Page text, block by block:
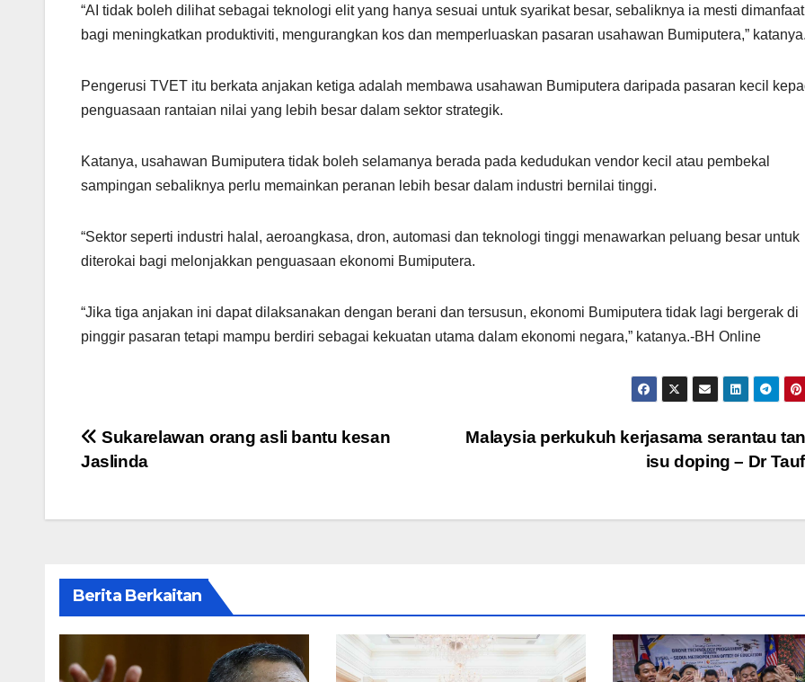
“AI tidak boleh dilihat sebagai teknologi elit yang hanya sesuai untuk syarikat besar, sebaliknya ia mesti
bagi meningkatkan produktiviti, mengurangkan kos dan memperluaskan pasaran usahawan Bumiputera,”
Pengerusi TVET itu berkata anjakan ketiga adalah membawa usahawan Bumiputera daripada pasaran kecil
penguasaan rantaian nilai yang lebih besar dalam sektor strategik.
Katanya, usahawan Bumiputera tidak boleh selamanya berada pada kedudukan vendor kecil atau pembekal
sampingan sebaliknya perlu memainkan peranan lebih besar dalam industri bernilai tinggi.
“Sektor seperti industri halal, aeroangkasa, dron, automasi dan teknologi tinggi menawarkan peluang besar untuk
diterokai bagi melonjakkan penguasaan ekonomi Bumiputera.
“Jika tiga anjakan ini dapat dilaksanakan dengan berani dan tersusun, ekonomi Bumiputera tidak lagi bergerak di
pinggir pasaran tetapi mampu berdiri sebagai kekuatan utama dalam ekonomi negara,” katanya.-BH Online
Post
Malaysia perkukuh kerjasama serantau
isu doping – Dr
Sukarelawan orang asli bantu kesan
Jaslinda
Berita Berkaitan